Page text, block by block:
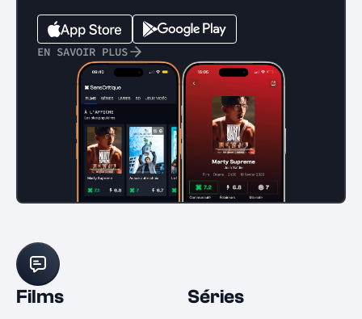
EN SAVOIR PLUS
Films Séries